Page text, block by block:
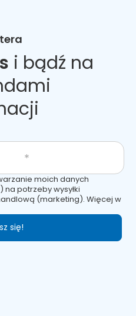
i bądź na
moich danych
potrzeby wysyłki
(marketing). Więcej w
się!